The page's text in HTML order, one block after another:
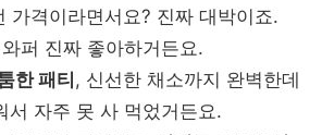
가격이라면서요? 진짜 대박이죠.
퍼 진짜 좋아하거든요.
한 패티 , 신선한 채소까지 완벽한데
서 자주 못 사 먹었거든요.